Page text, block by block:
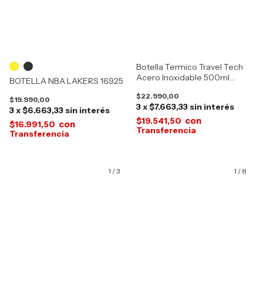
BOTELLA NBA LAKERS 16925
$19.990,00
3x$6.663,33 sin interés
$16.991,50 con
Botella Termico Travel Tech
Acero Inoxidable 500ml
$22.990,00
3x$7.663,33 sin interés
$19.541,50 con
1 /3 1 / 8